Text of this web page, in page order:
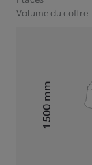
Volume du coffre
Hauteur1 500
mm